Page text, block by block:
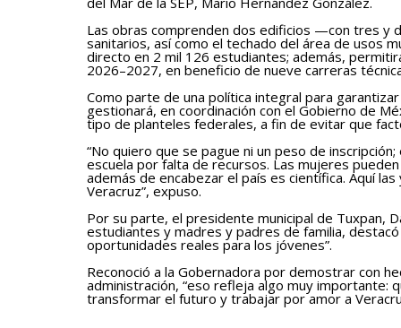
Las obras comprenden dos edificios —con tres y
sanitarios, así como el techado del área de usos
directo en 2 mil 126 estudiantes; además,
2026–2027, en beneficio de nueve carreras
Como parte de una política integral para
gestionará, en coordinación con el Gobierno de
tipo de planteles federales, a fin de evitar que
“No quiero que se pague ni un peso de
escuela por falta de recursos. Las mujeres
además de encabezar el país es científica. Aquí
Veracruz”, expuso.
Por su parte, el presidente municipal de Tuxpan,
estudiantes y madres y padres de familia,
oportunidades reales para los jóvenes”.
Reconoció a la Gobernadora por demostrar con
administración, “eso refleja algo muy importante:
transformar el futuro y trabajar por amor a